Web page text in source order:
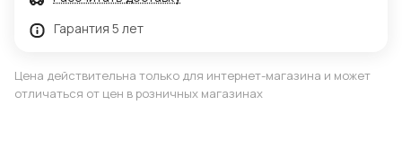
Гарантия 5 лет
Цена действительна только для интернет-магазина и может
отличаться от цен в розничных магазинах